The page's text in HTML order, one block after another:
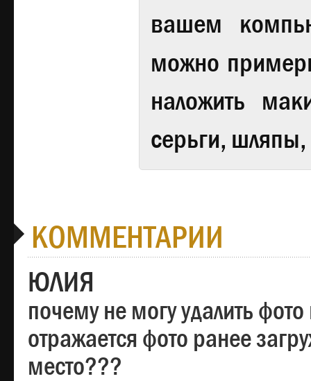
вашем
можно
наложить
серьги,
КОММЕНТАРИИ
ЮЛИЯ
почему не могу удалить
отражается фото ранее
место???